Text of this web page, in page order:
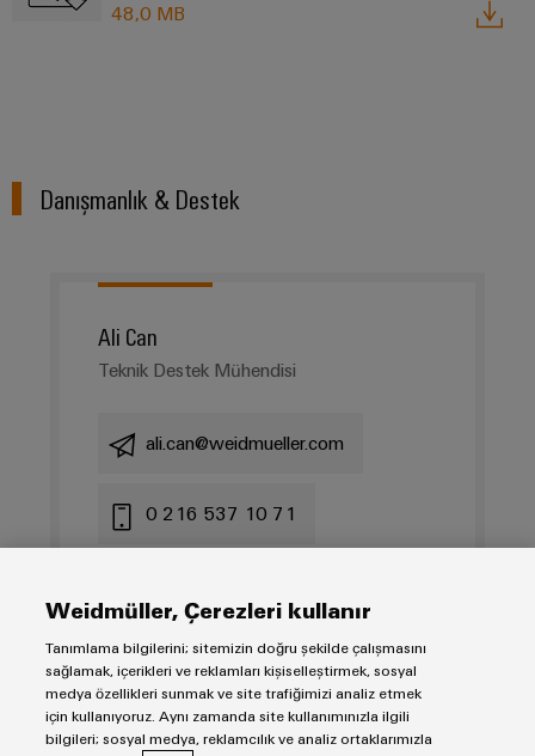
48,0 MB
Danışmanlık & Destek
Ali Can
Teknik Destek Mühendisi
ali.can@weidmueller.com
0 216 537 10 71
Weidmüller, Çerezleri kullanır
Tanımlama bilgilerini; sitemizin doğru şekilde çalışmasını
sağlamak, içerikleri ve reklamları kişiselleştirmek, sosyal
medya özellikleri sunmak ve site trafiğimizi analiz etmek
için kullanıyoruz. Aynı zamanda site kullanımınızla ilgili
bilgileri; sosyal medya, reklamcılık ve analiz ortaklarımızla